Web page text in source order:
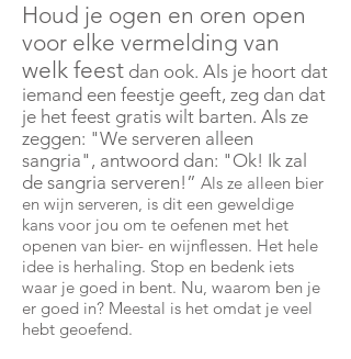
Houd je ogen en oren open
voor elke vermelding van
welk feest dan ook. Als je hoort dat
iemand een feestje geeft, zeg dan dat
je het feest gratis wilt barten. Als ze
zeggen: "We serveren alleen
sangria", antwoord dan: "Ok! Ik zal
de sangria serveren!” Als ze alleen bier
en wijn serveren, is dit een geweldige
kans voor jou om te oefenen met het
openen van bier- en wijnflessen. Het hele
idee is herhaling. Stop en bedenk iets
waar je goed in bent. Nu, waarom ben je
er goed in? Meestal is het omdat je veel
hebt geoefend.